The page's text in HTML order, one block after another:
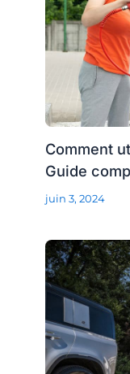
Comment
Guide
juin 3, 2024